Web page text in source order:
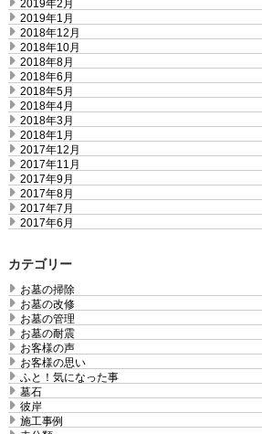
2019年2月
2019年1月
2018年12月
2018年10月
2018年8月
2018年6月
2018年5月
2018年4月
2018年3月
2018年1月
2017年12月
2017年11月
2017年9月
2017年8月
2017年7月
2017年6月
カテゴリー
お墓の掃除
お墓の改修
お墓の管理
お墓の耐震
お客様の声
お客様の思い
ふと！気になった事
墓石
彼岸
施工事例